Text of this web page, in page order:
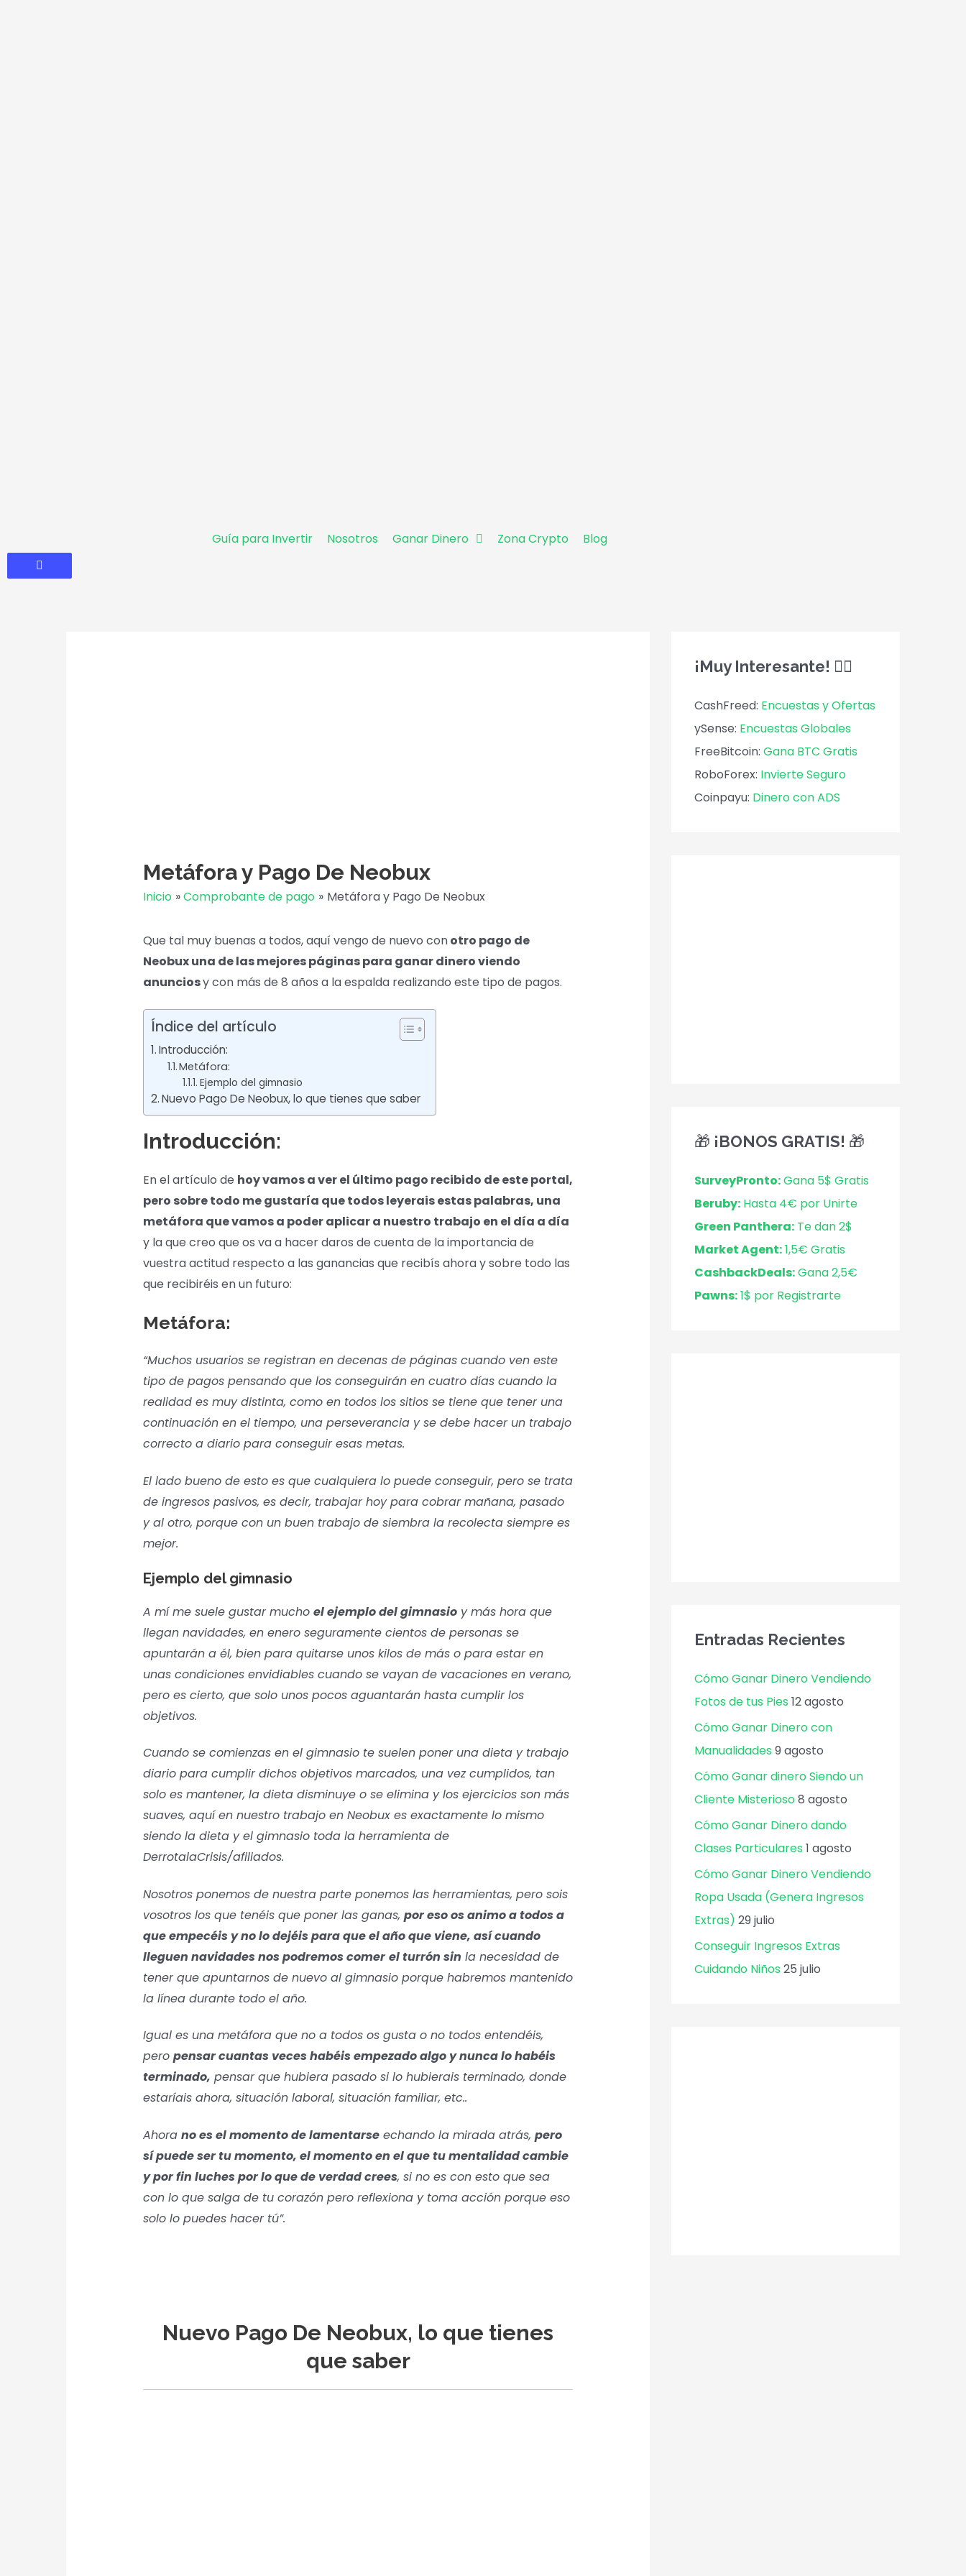
Guía para Invertir Nosotros Ganar Dinero Zona Crypto Blog
Metáfora y Pago De Neobux
Inicio Comprobante de pago Metáfora y Pago De Neobux
Que tal muy buenas a todos, aquí vengo de nuevo conotro pago de
Neobux una de las mejores páginas para ganar dinero viendo
anunciosy con más de 8 años a la espalda realizando este tipo de pagos.
Índice del artículo
Introducción:
Metáfora:
Ejemplo del gimnasio
Nuevo Pago De Neobux, lo que tienes que saber
Introducción:
En el artículo de hoy vamos a ver el último pago recibido de este portal,
pero sobre todo me gustaría que todos leyerais estas palabras, una
metáfora que vamos a poder aplicar a nuestro trabajo en el día a día
y la que creo que os va a hacer daros de cuenta de la importancia de
vuestra actitud respecto a las ganancias que recibís ahora y sobre todo las
que recibiréis en un futuro:
Metáfora:
“Muchos usuarios se registran en decenas de páginas cuando ven este
tipo de pagos pensando que los conseguirán en cuatro días cuando la
realidad es muy distinta, como en todos los sitios se tiene que tener una
continuación en el tiempo, una perseverancia y se debe hacer un trabajo
correcto a diario para conseguir esas metas.
El lado bueno de esto es que cualquiera lo puede conseguir, pero se trata
de ingresos pasivos, es decir, trabajar hoy para cobrar mañana, pasado
y al otro, porque con un buen trabajo de siembra la recolecta siempre es
mejor.
Ejemplo del gimnasio
A mí me suele gustar mucho el ejemplo del gimnasioy más hora que
llegan navidades, en enero seguramente cientos de personas se
apuntarán a él, bien para quitarse unos kilos de más o para estar en
unas condiciones envidiables cuando se vayan de vacaciones en verano,
pero es cierto, que solo unos pocos aguantarán hasta cumplir los
objetivos.
Cuando se comienzas en el gimnasio te suelen poner una dieta y trabajo
diario para cumplir dichos objetivos marcados, una vez cumplidos, tan
solo es mantener, la dieta disminuye o se elimina y los ejercicios son más
suaves, aquí en nuestro trabajo en Neobux es exactamente lo mismo
siendo la dieta y el gimnasio toda la herramienta de
DerrotalaCrisis/afiliados.
Nosotros ponemos de nuestra parte ponemos las herramientas, pero sois
vosotros los que tenéis que poner las ganas, por eso os animo a todos a
que empecéis y no lo dejéis para que el año que viene, así cuando
lleguen navidades nos podremos comer el turrón sin la necesidad de
tener que apuntarnos de nuevo al gimnasio porque habremos mantenido
la línea durante todo el año.
Igual es una metáfora que no a todos os gusta o no todos entendéis,
pero pensar cuantas veces habéis empezado algo y nunca lo habéis
terminado, pensar que hubiera pasado si lo hubierais terminado, donde
estaríais ahora, situación laboral, situación familiar, etc..
Ahora no es el momento de lamentarseechando la mirada atrás, pero
sí puede ser tu momento, el momento en el que tu mentalidad cambie
y por fin luches por lo que de verdad crees, si no es con esto que sea
con lo que salga de tu corazón pero reflexiona y toma acción porque eso
solo lo puedes hacer tú”.
Nuevo Pago De Neobux, lo que tienes
que saber
¡Muy Interesante! 🕵️‍♀️
CashFreed: Encuestas y Ofertas
ySense: Encuestas Globales
FreeBitcoin: Gana BTC Gratis
RoboForex: Invierte Seguro
Coinpayu: Dinero con ADS
🎁 ¡BONOS GRATIS! 🎁
SurveyPronto:Gana 5$ Gratis
Beruby: Hasta 4€ por Unirte
Green Panthera: Te dan 2$
Market Agent:1,5€ Gratis
CashbackDeals:Gana 2,5€
Pawns:1$ por Registrarte
Entradas Recientes
Cómo Ganar Dinero Vendiendo
Fotos de tus Pies 12 agosto
Cómo Ganar Dinero con
Manualidades 9 agosto
Cómo Ganar dinero Siendo un
Cliente Misterioso8 agosto
Cómo Ganar Dinero dando
Clases Particulares 1 agosto
Cómo Ganar Dinero Vendiendo
Ropa Usada (Genera Ingresos
Extras) 29 julio
Conseguir Ingresos Extras
Cuidando Niños 25 julio